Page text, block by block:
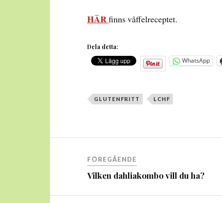
HÄRfinns våffelreceptet.
Dela detta:
WhatsApp
GLUTENFRITT LCHF
FÖREGÅENDE
Vilken dahliakombo vill du ha?